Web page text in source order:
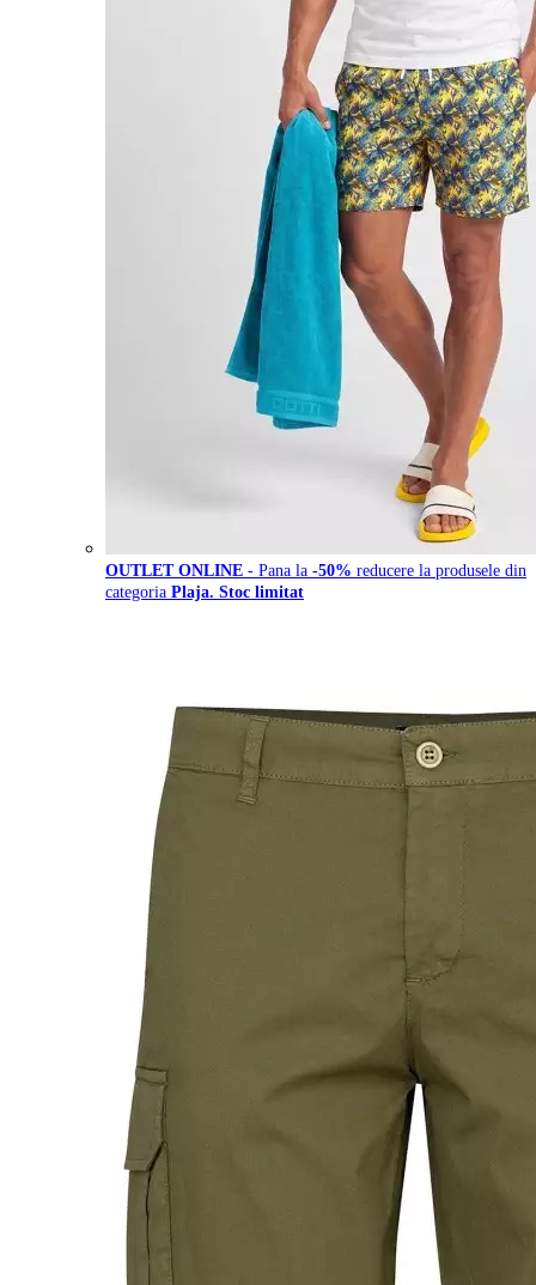
OUTLET ONLINE - Pana la -50% reducere la produsele din
categoria Plaja. Stoc limitat